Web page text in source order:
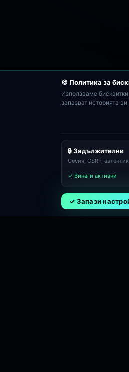
🍪 Политика за
Използваме
запазват историята
🔒 Задължителни
Сесия, CSRF,
✓ Винаги активни
✓ Запази